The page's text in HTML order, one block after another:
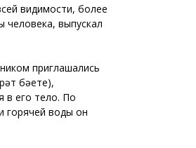
видимости, более
человека, выпускал
приглашались
бәете),
в его тело. По
горячей воды он